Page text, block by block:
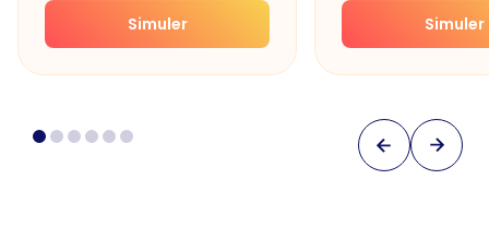
Simuler Simuler